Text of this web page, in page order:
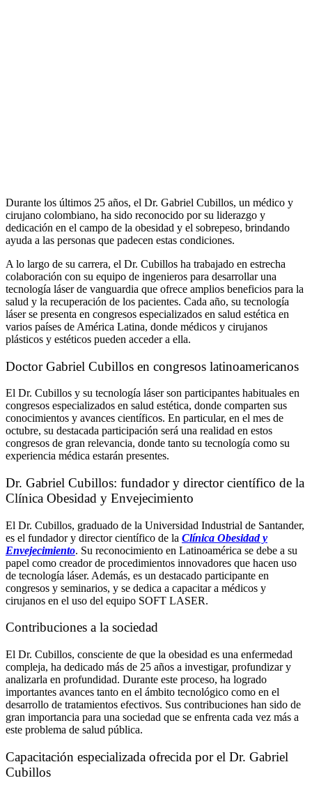
Durante los últimos 25 años, el Dr. Gabriel Cubillos, un médico y
cirujano colombiano, ha sido reconocido por su liderazgo y
dedicación en el campo de la obesidad y el sobrepeso, brindando
ayuda a las personas que padecen estas condiciones.
A lo largo de su carrera, el Dr. Cubillos ha trabajado en estrecha
colaboración con su equipo de ingenieros para desarrollar una
tecnología láser de vanguardia que ofrece amplios beneficios para la
salud y la recuperación de los pacientes. Cada año, su tecnología
láser se presenta en congresos especializados en salud estética en
varios países de América Latina, donde médicos y cirujanos
plásticos y estéticos pueden acceder a ella.
Doctor Gabriel Cubillos en congresos latinoamericanos
El Dr. Cubillos y su tecnología láser son participantes habituales en
congresos especializados en salud estética, donde comparten sus
conocimientos y avances científicos. En particular, en el mes de
octubre, su destacada participación será una realidad en estos
congresos de gran relevancia, donde tanto su tecnología como su
experiencia médica estarán presentes.
Dr. Gabriel Cubillos: fundador y director científico de la
Clínica Obesidad y Envejecimiento
El Dr. Cubillos, graduado de la Universidad Industrial de Santander,
es el fundador y director científico de la Clínica Obesidad y
Envejecimiento. Su reconocimiento en Latinoamérica se debe a su
papel como creador de procedimientos innovadores que hacen uso
de tecnología láser. Además, es un destacado participante en
congresos y seminarios, y se dedica a capacitar a médicos y
cirujanos en el uso del equipo SOFT LASER.
Contribuciones a la sociedad
El Dr. Cubillos, consciente de que la obesidad es una enfermedad
compleja, ha dedicado más de 25 años a investigar, profundizar y
analizarla en profundidad. Durante este proceso, ha logrado
importantes avances tanto en el ámbito tecnológico como en el
desarrollo de tratamientos efectivos. Sus contribuciones han sido de
gran importancia para una sociedad que se enfrenta cada vez más a
este problema de salud pública.
Capacitación especializada ofrecida por el Dr. Gabriel
Cubillos